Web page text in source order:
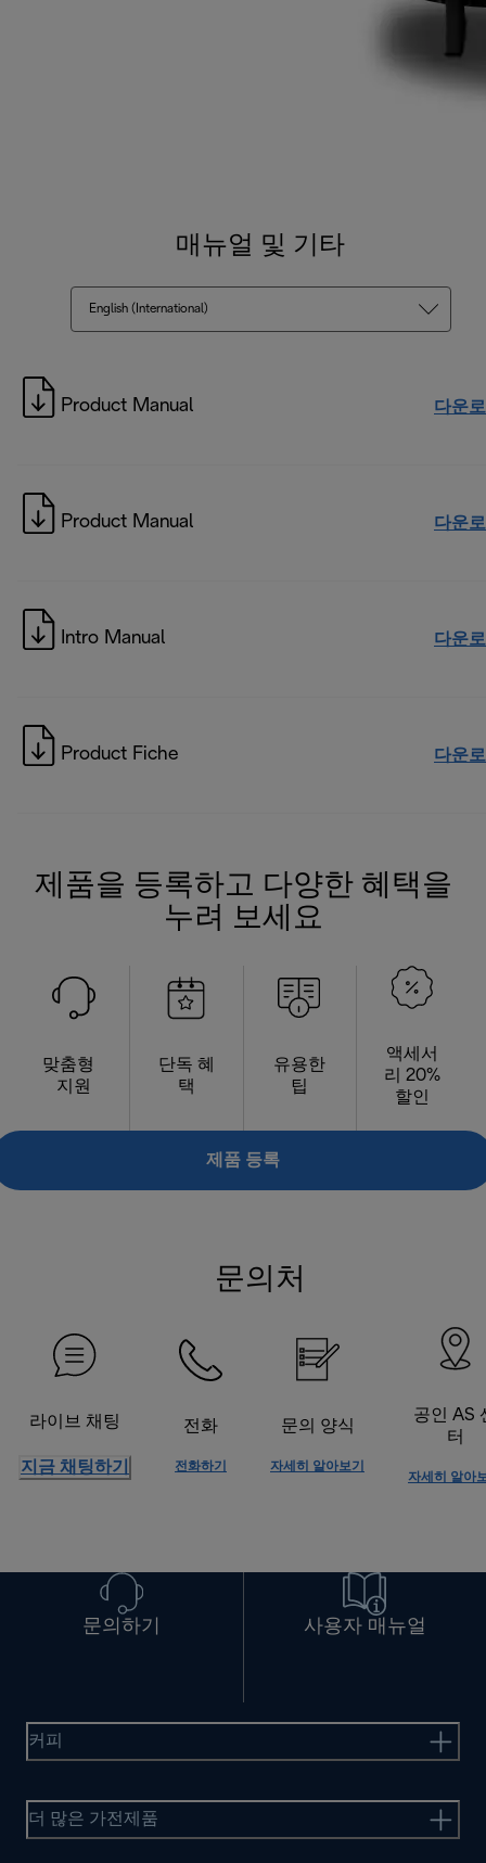
매뉴얼 및 기타
English (International)
Product Manual 다운
Product Manual 다운
Intro Manual 다운
Product Fiche 다운
제품을 등록하고 다양한 혜택을
누려 보세요
맞춤형
지원
단독 혜
택
유용한
팁
액세서
리 20%
할인
제품 등록
문의처
라이브 채팅
지금 채팅하기
전화
전화하기
문의 양식
자세히 알아보기
공인 AS
터
자세히 알아
문의하기 사용자 매뉴얼
커피
더 많은 가전제품